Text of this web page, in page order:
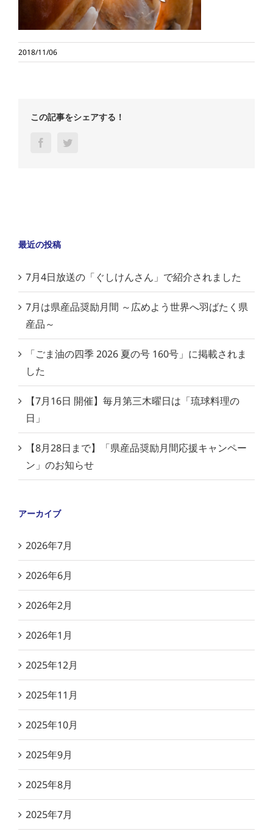
2018/11/06
この記事をシェアする！
Facebook
最近の投稿
7月4日放送の「ぐしけんさん」で紹介されました
7月は県産品奨励月間 ～広めよう世界へ羽ばたく県
産品～
「ごま油の四季 2026 夏の号 160号」に掲載されま
した
【7月16日 開催】毎月第三木曜日は「琉球料理の
日」
【8月28日まで】「県産品奨励月間応援キャンペー
ン」のお知らせ
アーカイブ
2026年7月
2026年6月
2026年2月
2026年1月
2025年12月
2025年11月
2025年10月
2025年9月
2025年8月
2025年7月